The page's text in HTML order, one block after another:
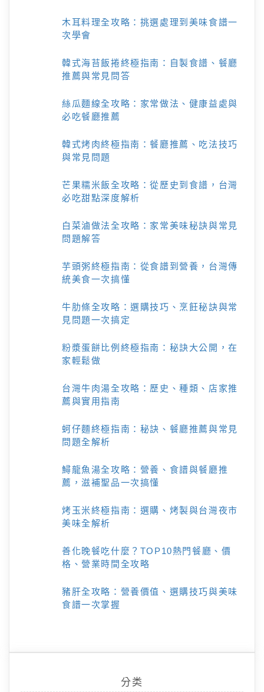
木耳料理全攻略：挑選處理到美味食譜一
次學會
韓式海苔飯捲終極指南：自製食譜、餐廳
推薦與常見問答
絲瓜麵線全攻略：家常做法、健康益處與
必吃餐廳推薦
韓式烤肉終極指南：餐廳推薦、吃法技巧
與常見問題
芒果糯米飯全攻略：從歷史到食譜，台灣
必吃甜點深度解析
白菜滷做法全攻略：家常美味秘訣與常見
問題解答
芋頭粥終極指南：從食譜到營養，台灣傳
統美食一次搞懂
牛肋條全攻略：選購技巧、烹飪秘訣與常
見問題一次搞定
粉漿蛋餅比例終極指南：秘訣大公開，在
家輕鬆做
台灣牛肉湯全攻略：歷史、種類、店家推
薦與實用指南
蚵仔麵終極指南：秘訣、餐廳推薦與常見
問題全解析
鱘龍魚湯全攻略：營養、食譜與餐廳推
薦，滋補聖品一次搞懂
烤玉米終極指南：選購、烤製與台灣夜市
美味全解析
善化晚餐吃什麼？TOP10熱門餐廳、價
格、營業時間全攻略
豬肝全攻略：營養價值、選購技巧與美味
食譜一次掌握
分类